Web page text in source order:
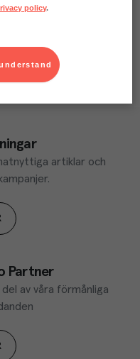
artiklar och
Partner
av våra förmånliga
policy.